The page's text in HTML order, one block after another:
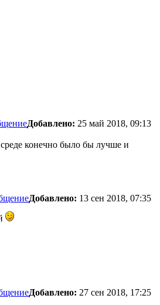
Добавлено: 25 май 2018, 09:13
конечно было бы лучше и
Добавлено: 13 сен 2018, 07:35
Добавлено: 27 сен 2018, 17:25